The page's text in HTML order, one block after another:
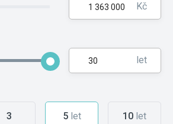
Kč
let
3
5let 10 let